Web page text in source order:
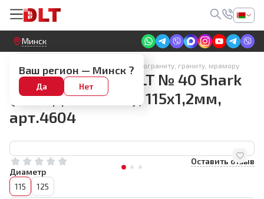
Круглосуточный! Прием заявок на сайте
Минск
Ваш регион — Минск ?
Да Нет
Алмазные диски по керамике, керамограниту, граниту, мрамору
Алмазный диск DLT № 40 Shark
(ЗАВОДСКОЙ РЕЗ), 115x1,2мм,
арт.4604
Оставить отзыв
Диаметр
115
125